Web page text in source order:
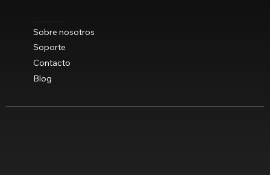
Sobre nosotros
Soporte
Contacto
Blog